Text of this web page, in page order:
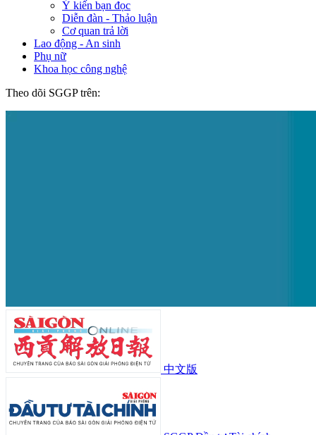
Ý kiến bạn đọc
Diễn đàn - Thảo luận
Cơ quan trả lời
Lao động - An sinh
Phụ nữ
Khoa học công nghệ
Theo dõi SGGP trên:
中文版